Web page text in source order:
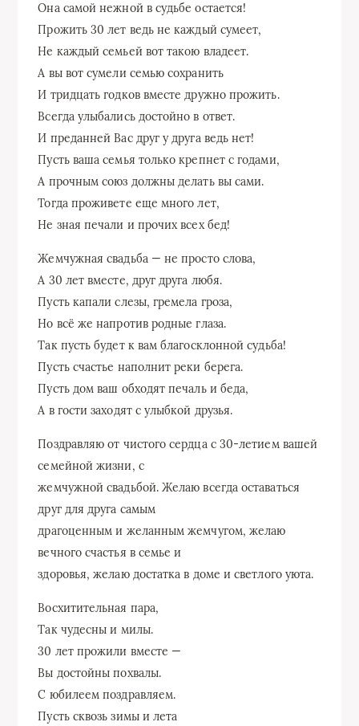
Она самой нежной в судьбе остается!
Прожить 30 лет ведь не каждый сумеет,
Не каждый семьей вот такою владеет.
А вы вот сумели семью сохранить
И тридцать годков вместе дружно прожить.
Всегда улыбались достойно в ответ.
И преданней Вас друг у друга ведь нет!
Пусть ваша семья только крепнет с годами,
А прочным союз должны делать вы сами.
Тогда проживете еще много лет,
Не зная печали и прочих всех бед!
Жемчужная свадьба — не просто слова,
А 30 лет вместе, друг друга любя.
Пусть капали слезы, гремела гроза,
Но всё же напротив родные глаза.
Так пусть будет к вам благосклонной судьба!
Пусть счастье наполнит реки берега.
Пусть дом ваш обходят печаль и беда,
А в гости заходят с улыбкой друзья.
Поздравляю от чистого сердца с 30-летием вашей
семейной жизни, с
жемчужной свадьбой. Желаю всегда оставаться
друг для друга самым
драгоценным и желанным жемчугом, желаю
вечного счастья в семье и
здоровья, желаю достатка в доме и светлого уюта.
Восхитительная пара,
Так чудесны и милы.
30 лет прожили вместе —
Вы достойны похвалы.
С юбилеем поздравляем.
Пусть сквозь зимы и лета